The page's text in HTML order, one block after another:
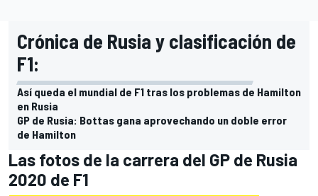
Crónica de Rusia y clasificación de
F1:
Así queda el mundial de F1 tras los problemas de Hamilton
en Rusia
GP de Rusia: Bottas gana aprovechando un doble error
de Hamilton
Las fotos de la carrera del GP de Rusia
2020 de F1